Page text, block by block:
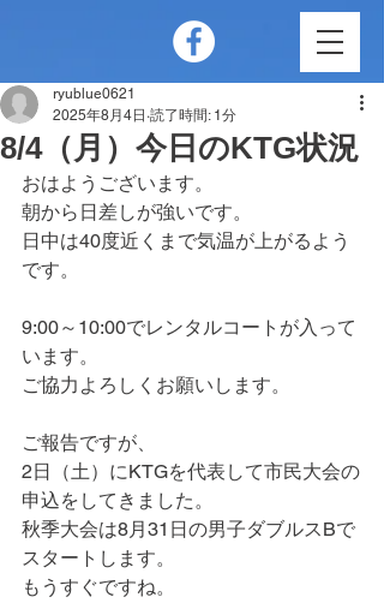
8/4（月）今日のKTG状況
ryublue0621
2025年8月4日 読了時間: 1分
おはようございます。
朝から日差しが強いです。
日中は40度近くまで気温が上がるよう
です。
9:00～10:00でレンタルコートが入って
います。
ご協力よろしくお願いします。
ご報告ですが、
2日（土）にKTGを代表して市民大会の
申込をしてきました。
秋季大会は8月31日の男子ダブルスBで
スタートします。
もうすぐですね。